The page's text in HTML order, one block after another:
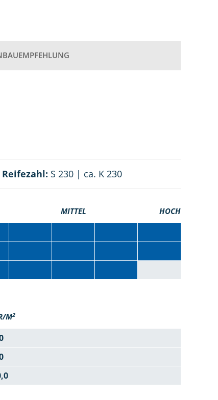
Reifezahl: S 230 | ca. K 230
MITTEL HOCH
M2